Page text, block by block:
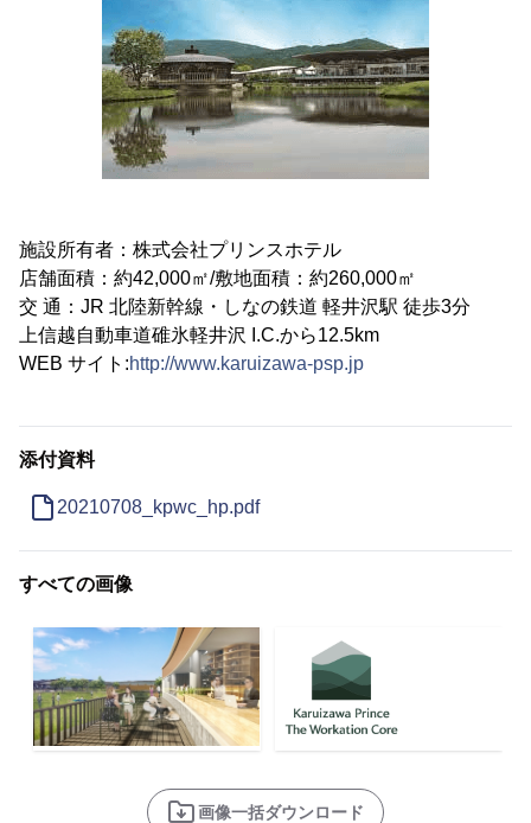
施設所有者：株式会社プリンスホテル
店舗面積：約42,000㎡/敷地面積：約260,000㎡
交 通：JR 北陸新幹線・しなの鉄道 軽井沢駅 徒歩3分
上信越自動車道碓氷軽井沢 I.C.から12.5km
WEB サイト:http://www.karuizawa-psp.jp
添付資料
20210708_kpwc_hp.pdf
すべての画像
画像一括ダウンロード